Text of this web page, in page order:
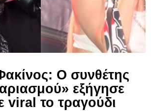
Ο συνθέτης
εξήγησε
viral το τραγούδι